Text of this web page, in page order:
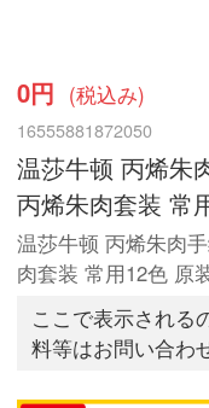
0円 (税込み)
16555881872050
温莎牛顿 丙烯朱
丙烯朱肉套装 常
温莎牛顿 丙烯朱肉
肉套装 常用12色 原
ここで表示される
料等はお問い合わ